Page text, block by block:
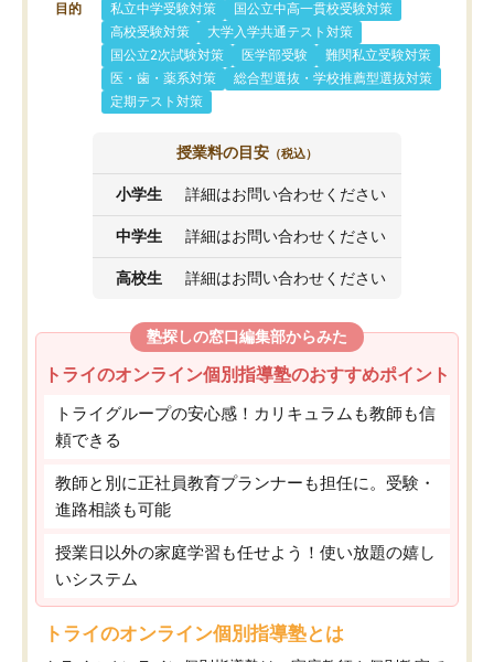
目的 私立中学受験対策
国公立中高一貫校受験対策
高校受験対策
大学入学共通テスト対策
国公立2次試験対策
医学部受験
難関私立受験対策
医・歯・薬系対策
総合型選抜・学校推薦型選抜対策
定期テスト対策
授業料の目安 （税込）
小学生 詳細はお問い合わせください
中学生 詳細はお問い合わせください
高校生 詳細はお問い合わせください
塾探しの窓口編集部からみた
トライのオンライン個別指導塾のおすすめポイント
トライグループの安心感！カリキュラムも教師も信
頼できる
教師と別に正社員教育プランナーも担任に。受験・
進路相談も可能
授業日以外の家庭学習も任せよう！使い放題の嬉し
いシステム
トライのオンライン個別指導塾とは